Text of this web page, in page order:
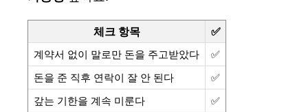
체크 항목 ✅
계약서 없이 말로만 돈을 주고받았다
✅
돈을 준 직후 연락이 잘 안 된다
✅
갚는 기한을 계속 미룬다
✅